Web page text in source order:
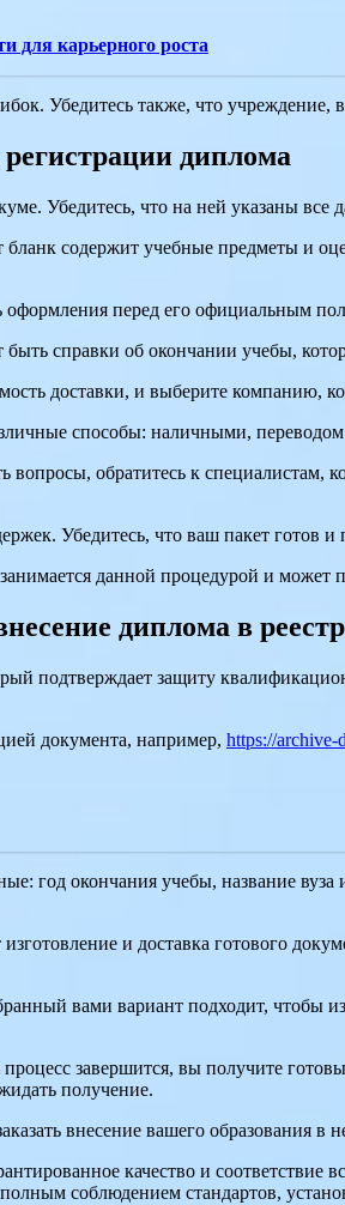
для карьерного роста
Убедитесь также, что учреждение,
диплома
Убедитесь, что на ней указаны все
содержит учебные предметы и
оформления перед его официальным
справки об окончании учебы,
доставки, и выберите компанию,
способы: наличными,
вопросы, обратитесь к
Убедитесь, что ваш пакет готов
данной процедурой и
диплома в реестр
подтверждает защиту
документа, например, https://archive-
год окончания учебы, название
и доставка готового
вами вариант подходит, чтобы
завершится, вы получите
получение.
внесение вашего образования в
качество и
соблюдением стандартов,